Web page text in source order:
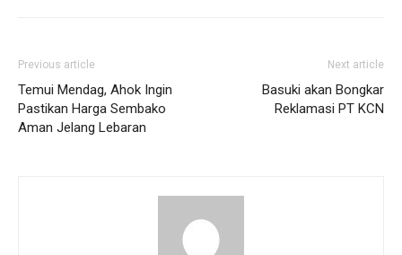
Previous article
Temui Mendag, Ahok Ingin
Pastikan Harga Sembako
Aman Jelang Lebaran
Next article
Basuki akan Bongkar
Reklamasi PT KCN